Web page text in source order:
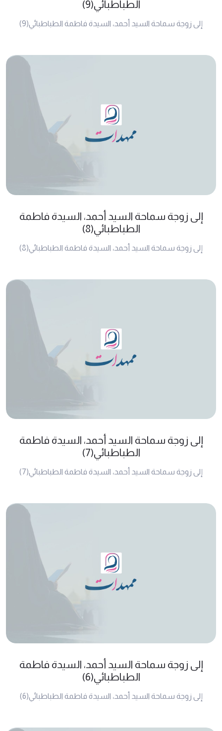
الطباطبائي(9)
إلى زوجة سماحة السيد أحمد، السيدة فاطمة الطباطبائي(9)
إلى زوجة سماحة السيد أحمد، السيدة فاطمة
الطباطبائي(8)
إلى زوجة سماحة السيد أحمد، السيدة فاطمة الطباطبائي(8)
إلى زوجة سماحة السيد أحمد، السيدة فاطمة
الطباطبائي(7)
إلى زوجة سماحة السيد أحمد، السيدة فاطمة الطباطبائي(7)
إلى زوجة سماحة السيد أحمد، السيدة فاطمة
الطباطبائي(6)
إلى زوجة سماحة السيد أحمد، السيدة فاطمة الطباطبائي(6)